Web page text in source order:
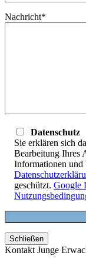
Nachricht*
Datenschutz
Sie erklären sich
Bearbeitung Ihres
Informationen und
geschützt. Google
Schließen
Kontakt Junge